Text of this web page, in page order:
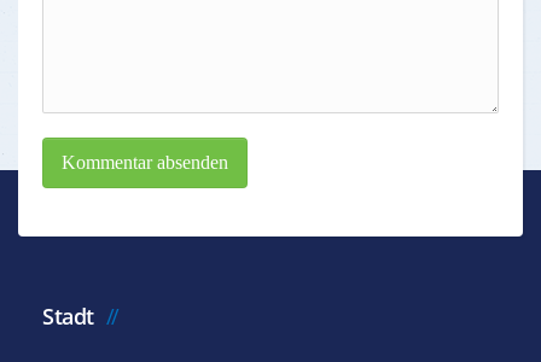
Kommentar absenden
Stadt